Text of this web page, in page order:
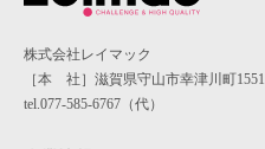
株式会社レイマック
［本 社］滋賀県守山市幸津川町1551
tel.077-585-6767（代）